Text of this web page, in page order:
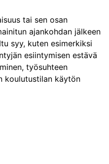
tai sen osan
ajankohdan jälkeen
syy, kuten esimerkiksi
esiintymisen estävä
työsuhteen
koulutustilan käytön